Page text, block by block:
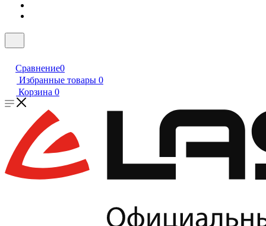
Сравнение0
Избранные товары 0
Корзина 0